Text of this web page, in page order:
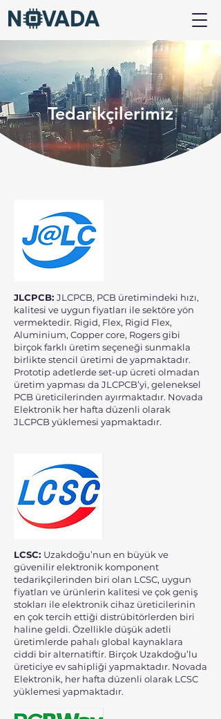
Tedarikçilerimiz
JLCPCB: JLCPCB, PCB üretimindeki hızı,
kalitesi ve uygun fiyatları ile sektöre yön
vermektedir. Rigid, Flex, Rigid Flex,
Aluminium, Copper core, Rogers gibi
birçok farklı üretim seçeneği sunmakla
birlikte stencil üretimi de yapmaktadır.
Prototip adetlerde set-up ücreti olmadan
üretim yapması da JLCPCB’yi, geleneksel
PCB üreticilerinden ayırmaktadır. Novada
Elektronik her hafta düzenli olarak
JLCPCB yüklemesi yapmaktadır.
LCSC: Uzakdoğu’nun en büyük ve
güvenilir elektronik komponent
tedarikçilerinden biri olan LCSC, uygun
fiyatları ve ürünlerin kalitesi ve çok geniş
stokları ile elektronik cihaz üreticilerinin
en çok tercih ettiği distrübitörlerden biri
haline geldi. Özellikle düşük adetli
üretimlerde pahalı global kaynaklara
ciddi bir alternatiftir. Birçok Uzakdoğu’lu
üreticiye ev sahipliği yapmaktadır. Novada
Elektronik, her hafta düzenli olarak LCSC
yüklemesi yapmaktadır.